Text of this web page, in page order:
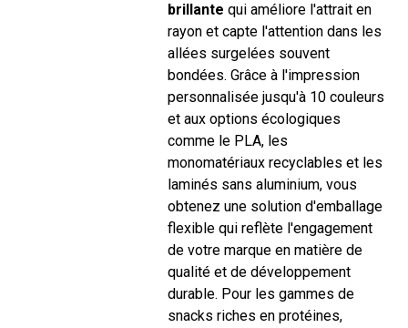
brillante qui améliore l'attrait en
rayon et capte l'attention dans les
allées surgelées souvent
bondées. Grâce à l'impression
personnalisée jusqu'à 10 couleurs
et aux options écologiques
comme le PLA, les
monomatériaux recyclables et les
laminés sans aluminium, vous
obtenez une solution d'emballage
flexible qui reflète l'engagement
de votre marque en matière de
qualité et de développement
durable. Pour les gammes de
snacks riches en protéines,